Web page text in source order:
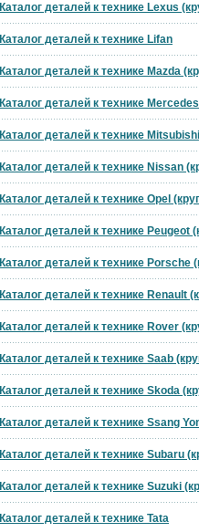
Каталог деталей к технике Lexus
Каталог деталей к технике Lifan
Каталог деталей к технике Mazda
Каталог деталей к технике
Каталог деталей к технике
Каталог деталей к технике Nissan
Каталог деталей к технике Opel
Каталог деталей к технике Peugeot
Каталог деталей к технике Porsche
Каталог деталей к технике Renault
Каталог деталей к технике Rover
Каталог деталей к технике Saab
Каталог деталей к технике Skoda
Каталог деталей к технике Ssang
Каталог деталей к технике Subaru
Каталог деталей к технике Suzuki
Каталог деталей к технике Tata